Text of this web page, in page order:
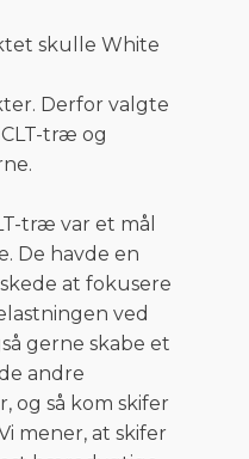
skulle White
Derfor valgte
træ og
træ var et mål
De havde en
at fokusere
ved
gerne skabe et
andre
og så kom skifer
mener, at skifer